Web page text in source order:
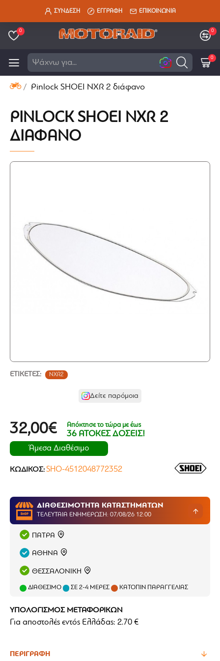
ΣΥΝΔΕΣΗ ΕΓΓΡΑΦΗ ΕΠΙΚΟΙΝΩΝΙΑ
0 0
Ψάχνω για...
0
Pinlock SHOEI NXR 2 διάφανο
PINLOCK SHOEI NXR 2
ΔΙΆΦΑΝΟ
ΕΤΙΚΈΤΕΣ: NXR2
Δείτε παρόμοια
32,00€ Απόκτησε το τώρα με έως
36 ΑΤΟΚΕΣ ΔΟΣΕΙΣ!
Άμεσα Διαθέσιμο
ΚΩΔΙΚΌΣ:SHO-4512048772352
ΔΙΑΘΕΣΙΜΟΤΗΤΑ ΚΑΤΑΣΤΗΜΑΤΩΝ
ΤΕΛΕΥΤΑΊΑ ΕΝΗΜΈΡΩΣΗ: 07/08/26 12:00
ΠΑΤΡΑ
ΑΘΗΝΑ
ΘΕΣΣΑΛΟΝΙΚΗ
ΔΙΑΘΈΣΙΜΟ ΣΕ 2-4 ΜΈΡΕΣ ΚΑΤΌΠΙΝ ΠΑΡΑΓΓΕΛΊΑΣ
ΥΠΟΛΟΓΙΣΜΟΣ ΜΕΤΑΦΟΡΙΚΩΝ
Για αποστολές εντός Ελλάδας: 2.70 €
ΠΕΡΙΓΡΑΦΉ